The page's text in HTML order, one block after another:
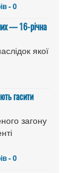
- 0
— 16-річна
якої
гасити
загону
- 0